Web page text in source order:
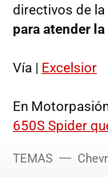
directivos de la
para atender
Vía | Excelsior
En
650S Spider
TEMAS